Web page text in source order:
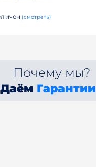
(смотреть)
Почему мы?
Даём Гарантии